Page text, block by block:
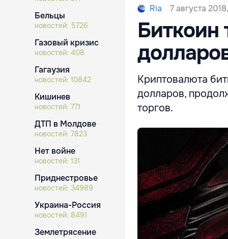
Бельцы
новостей: 5726
Газовый кризис
новостей: 408
Гагаузия
новостей: 10842
Кишинев
новостей: 771
ДТП в Молдове
новостей: 7823
Нет войне
новостей: 131
Приднестровье
новостей: 34989
Украина-Россия
новостей: 8491
Землетрясение
Ria 7 августа
Биткоин
Криптовалюта
долларов,
торгов.